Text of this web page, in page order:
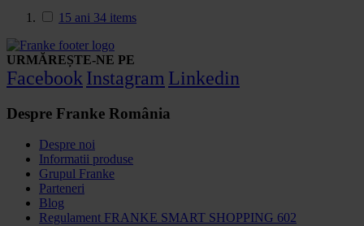
15 ani 34 items
URMĂREȘTE-NE PE
Facebook Instagram Linkedin
Despre Franke România
Despre noi
Informatii produse
Grupul Franke
Parteneri
Blog
Regulament FRANKE SMART SHOPPING 602